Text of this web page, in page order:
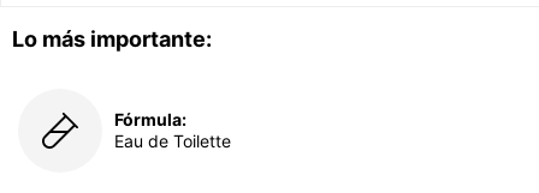
Lo más importante:
Fórmula:
Eau de Toilette